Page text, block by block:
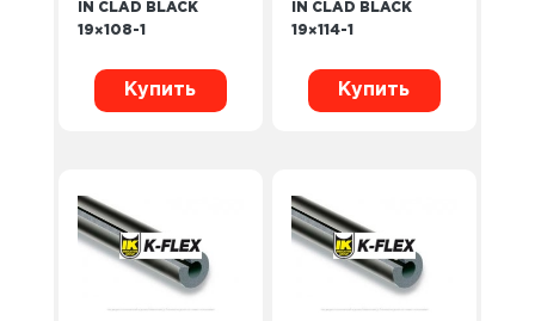
IN CLAD BLACK
19×108-1
Купить
IN CLAD BLACK
19×114-1
Купить